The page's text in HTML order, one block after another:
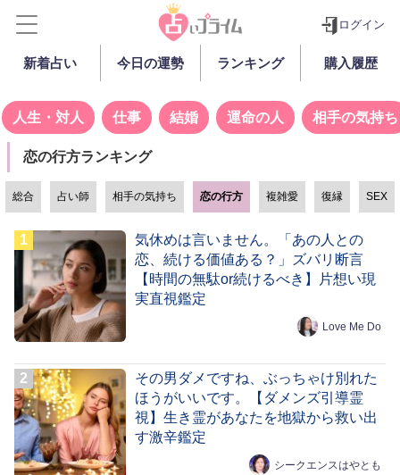
ログイン
新着占い 今日の運勢 ランキング 購入履歴
人生・対人 仕事 結婚 運命の人 相手の気持ち
恋の行方ランキング
総合 占い師 相手の気持ち 恋の行方 複雑愛 復縁 SEX
気休めは言いません。「あの人との
恋、続ける価値ある？」ズバリ断言
【時間の無駄or続けるべき】片想い現
実直視鑑定
Love Me Do
その男ダメですね、ぶっちゃけ別れた
ほうがいいです。【ダメンズ引導霊
視】生き霊があなたを地獄から救い出
す激辛鑑定
シークエンスはやとも